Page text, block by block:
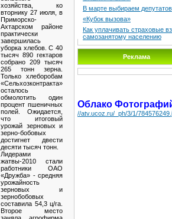
хозяйства, ко
вторнику 27 июля, в
Приморско-
Ахтарском районе
практически
завершилась
уборка хлебов. С 40
тысяч 890 гектаров
собрано 209 тысяч
265 тонн зерна.
Только хлеборобам
«Сельхозконтракта»
осталось
обмолотить один
процент пшеничных
полей. Ожидается,
что итоговый
урожай зерновых и
зерно-бобовых
достигнет двести
десяти тысяч тонн.
Лидерами
жатвы-2010 стали
работники ОАО
«Дружба» - средняя
урожайность
зерновых и
зернобобовых
составила 54,3 ц/га.
Второе место
В марте выбираем депутатов
«Кубок вызова»
Как уплачивать страховые
самозанятому населению
Реклама
Облако
//atv.ucoz.ru/_ph/3/1/